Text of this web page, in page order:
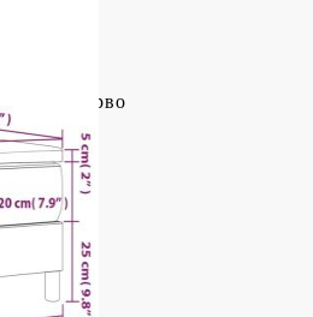
дърво